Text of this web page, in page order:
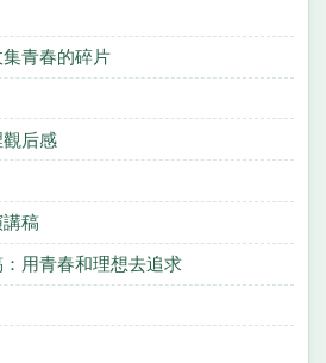
集青春的碎片
后感
稿
用青春和理想去追求